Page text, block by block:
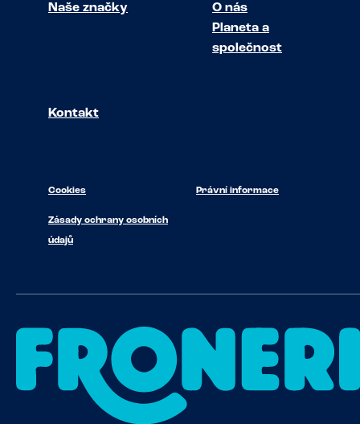
Naše značky
O nás
Planeta a
společnost
Kontakt
Cookies Právní informace
Zásady ochrany osobních
údajů